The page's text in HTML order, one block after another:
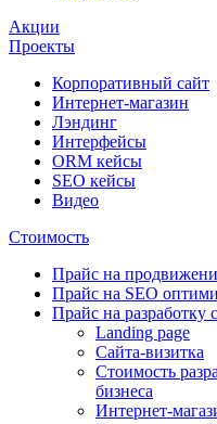
Акции
Проекты
Корпоративный сайт
Интернет-магазин
Лэндинг
Интерфейсы
ORM кейсы
SEO кейсы
Видео
Стоимость
Прайс на
Прайс на SEO
Прайс на разработку
Landing page
Cайта-визитка
Стоимость
бизнеса
Интернет-